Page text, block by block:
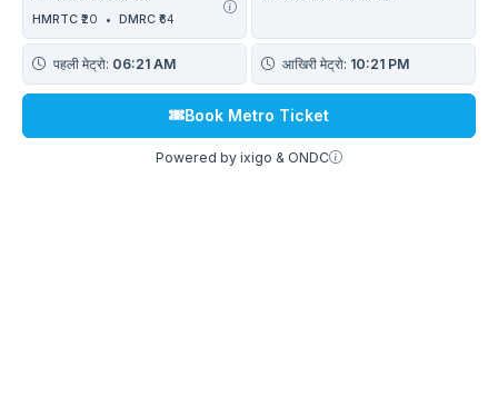
HMRTC ₹20 • DMRC ₹64
पहली मेट्रो: 06:21 AM आखिरी मेट्रो: 10:21 PM
Book Metro Ticket
Powered by ixigo & ONDC